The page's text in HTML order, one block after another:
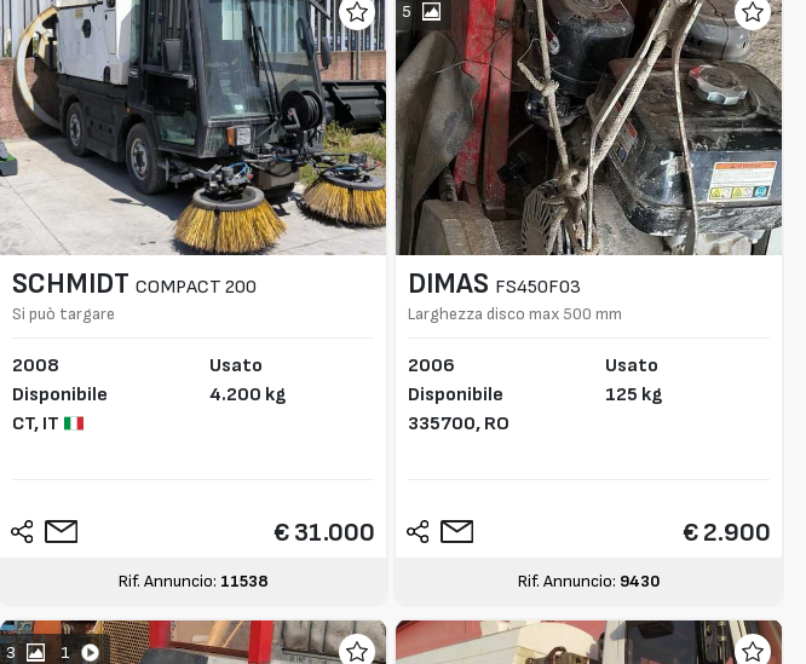
SCHMIDT COMPACT 200
Si può targare
2008
Disponibile
CT, IT
Usato
4.200 kg
€ 31.000
Rif. Annuncio: 11538
5
DIMAS FS450F03
Larghezza disco max 500 mm
2006
Disponibile
335700, RO
Usato
125 kg
€ 2.900
Rif. Annuncio: 9430
3 1